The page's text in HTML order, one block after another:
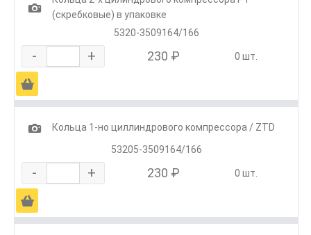
1
(скребковые) в упаковке
5320-3509164/166
- + 230 ₽ 0 шт.
Ä
1
Кольца 1-но циллиндрового компрессора / ZTD
53205-3509164/166
- + 230 ₽ 0 шт.
Ä